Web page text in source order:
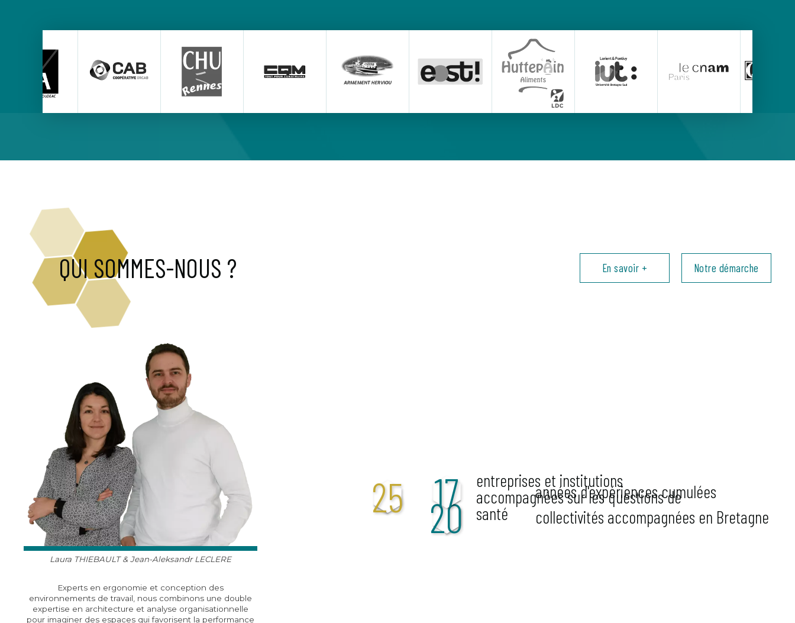
QUI SOMMES-NOUS ? En savoir + Notre démarche
Laura THIEBAULT & Jean-Aleksandr LECLERE
Experts en ergonomie et conception des
environnements de travail, nous combinons une double
expertise en architecture et analyse organisationnelle
pour imaginer des espaces qui favorisent la performance
20 collectivités accompagnées en Bretagne
25
entreprises et institutions
accompagnées sur les questions de
santé
17 années d'expériences cumulées